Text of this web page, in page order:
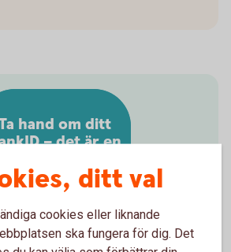
hand om ditt
– det är en
ditt val
cookies eller liknande
ska fungera för dig. Det